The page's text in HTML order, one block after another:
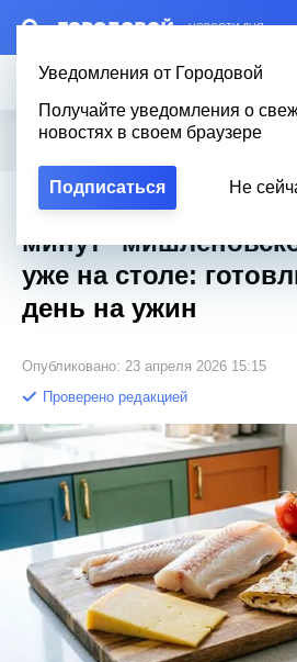
– НОВОСТИ ДНЯ
Уведомления от Городовой
Получайте уведомления о
новостях в своем браузере
Подписаться Не
Новости Эксклюзив Вопросы о
Городовой Полезное / Беру минтай и лаваш
"мишленовское" блюдо уже на столе: готовлю
Беру минтай и
минут
уже на столе:
день на ужин
Опубликовано: 23 апреля 2026 15:15
Проверено редакцией